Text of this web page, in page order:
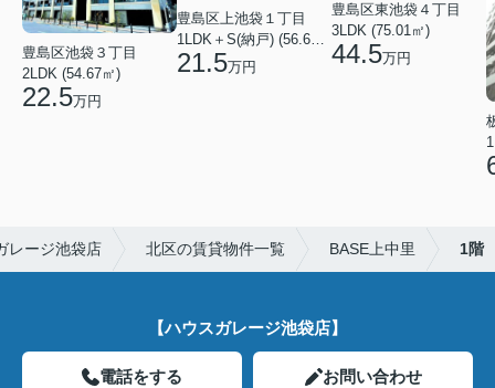
豊島区池袋３丁目
2LDK (54.67㎡)
22.5万円
豊島区上池袋１丁目
21.5万円
豊島区東池袋４丁目
3LDK (75.01㎡)
44.5万円
レージ池袋店 北区の賃貸物件一覧 BASE上中里 1階
【ハウスガレージ池袋店】
電話をする お問い合わせ